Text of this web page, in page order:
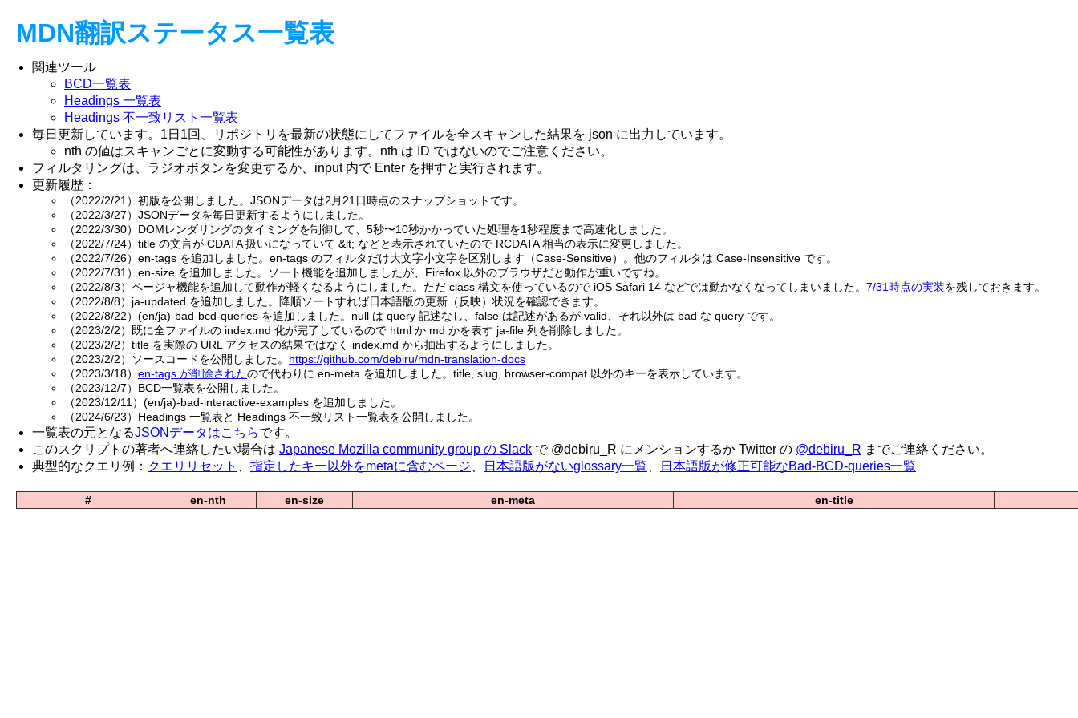
MDN翻訳ステータス一覧表
関連ツール
BCD一覧表
Headings 一覧表
Headings 不一致リスト一覧表
毎日更新しています。1日1回、リポジトリを最新の状態にしてファイルを全スキャンした結果を json に出力しています。
nth の値はスキャンごとに変動する可能性があります。nth は ID ではないのでご注意ください。
フィルタリングは、ラジオボタンを変更するか、input 内で Enter を押すと実行されます。
更新履歴：
（2022/2/21）初版を公開しました。JSONデータは2月21日時点のスナップショットです。
（2022/3/27）JSONデータを毎日更新するようにしました。
（2022/3/30）DOMレンダリングのタイミングを制御して、5秒〜10秒かかっていた処理を1秒程度まで高速化しました。
（2022/7/24）title の文言が CDATA 扱いになっていて &lt; などと表示されていたので RCDATA 相当の表示に変更しました。
（2022/7/26）en-tags を追加しました。en-tags のフィルタだけ大文字小文字を区別します（Case-Sensitive）。他のフィルタは Case-Insensitive です。
（2022/7/31）en-size を追加しました。ソート機能を追加しましたが、Firefox 以外のブラウザだと動作が重いですね。
（2022/8/3）ページャ機能を追加して動作が軽くなるようにしました。ただ class 構文を使っているので iOS Safari 14 などでは動かなくなってしまいました。 7/31時点の実装を残しておきます。
（2022/8/8）ja-updated を追加しました。降順ソートすれば日本語版の更新（反映）状況を確認できます。
（2022/8/22）(en/ja)-bad-bcd-queries を追加しました。null は query 記述なし、false は記述があるが valid、それ以外は bad な query です。
（2023/2/2）既に全ファイルの index.md 化が完了しているので html か md かを表す ja-file 列を削除しました。
（2023/2/2）title を実際の URL アクセスの結果ではなく index.md から抽出するようにしました。
（2023/2/2）ソースコードを公開しました。 https://github.com/debiru/mdn-translation-docs
（2023/3/18） en-tags が削除されたので代わりに en-meta を追加しました。title, slug, browser-compat 以外のキーを表示しています。
（2023/12/7）BCD一覧表を公開しました。
（2023/12/11）(en/ja)-bad-interactive-examples を追加しました。
（2024/6/23）Headings 一覧表と Headings 不一致リスト一覧表を公開しました。
一覧表の元となるJSONデータはこちらです。
このスクリプトの著者へ連絡したい場合は Japanese Mozilla community group の Slack で @debiru_R にメンションするか Twitter の @debiru_R までご連絡ください。
典型的なクエリ例： クエリリセット 指定したキー以外をmetaに含むページ 日本語版がないglossary一覧 日本語版が修正可能なBad-BCD-queries一覧
# en-nth en-size en-meta en-title